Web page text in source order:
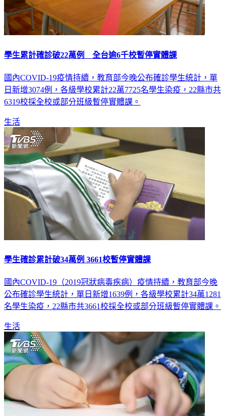
學生累計確診破22萬例 全台逾6千校暫停實體課
國內COVID-19疫情持續，教育部今晚公布確診學生統計，單
日新增3074例，各級學校累計22萬7725名學生染疫，22縣市共
6319校採全校或部分班級暫停實體課。
生活
學生確診累計破34萬例 3661校暫停實體課
國內COVID-19（2019冠狀病毒疾病）疫情持續，教育部今晚
公布確診學生統計，單日新增1639例，各級學校累計34萬1281
名學生染疫，22縣市共3661校採全校或部分班級暫停實體課。
生活